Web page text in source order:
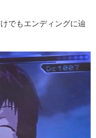
でもエンディングに辿